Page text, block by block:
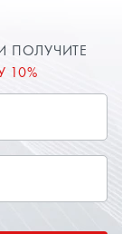
ПОЛУЧИТЕ
10%